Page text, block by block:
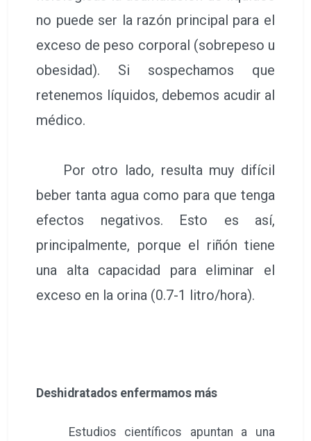
no puede ser la razón principal para el
exceso de peso corporal (sobrepeso u
obesidad). Si sospechamos que
retenemos líquidos, debemos acudir al
médico.
Por otro lado, resulta muy difícil
beber tanta agua como para que tenga
efectos negativos. Esto es así,
principalmente, porque el riñón tiene
una alta capacidad para eliminar el
exceso en la orina (0.7-1 litro/hora).
Deshidratados enfermamos más
Estudios científicos apuntan a una